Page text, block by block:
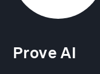
Prove AI